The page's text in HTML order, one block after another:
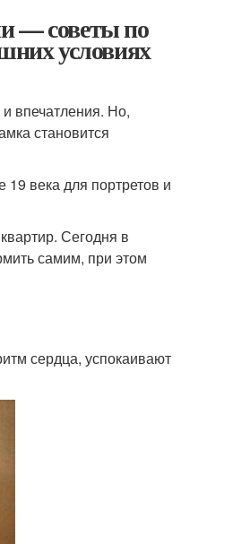
— советы по
условиях
впечатления. Но,
становится
века для портретов и
Сегодня в
самим, при этом
сердца, успокаивают